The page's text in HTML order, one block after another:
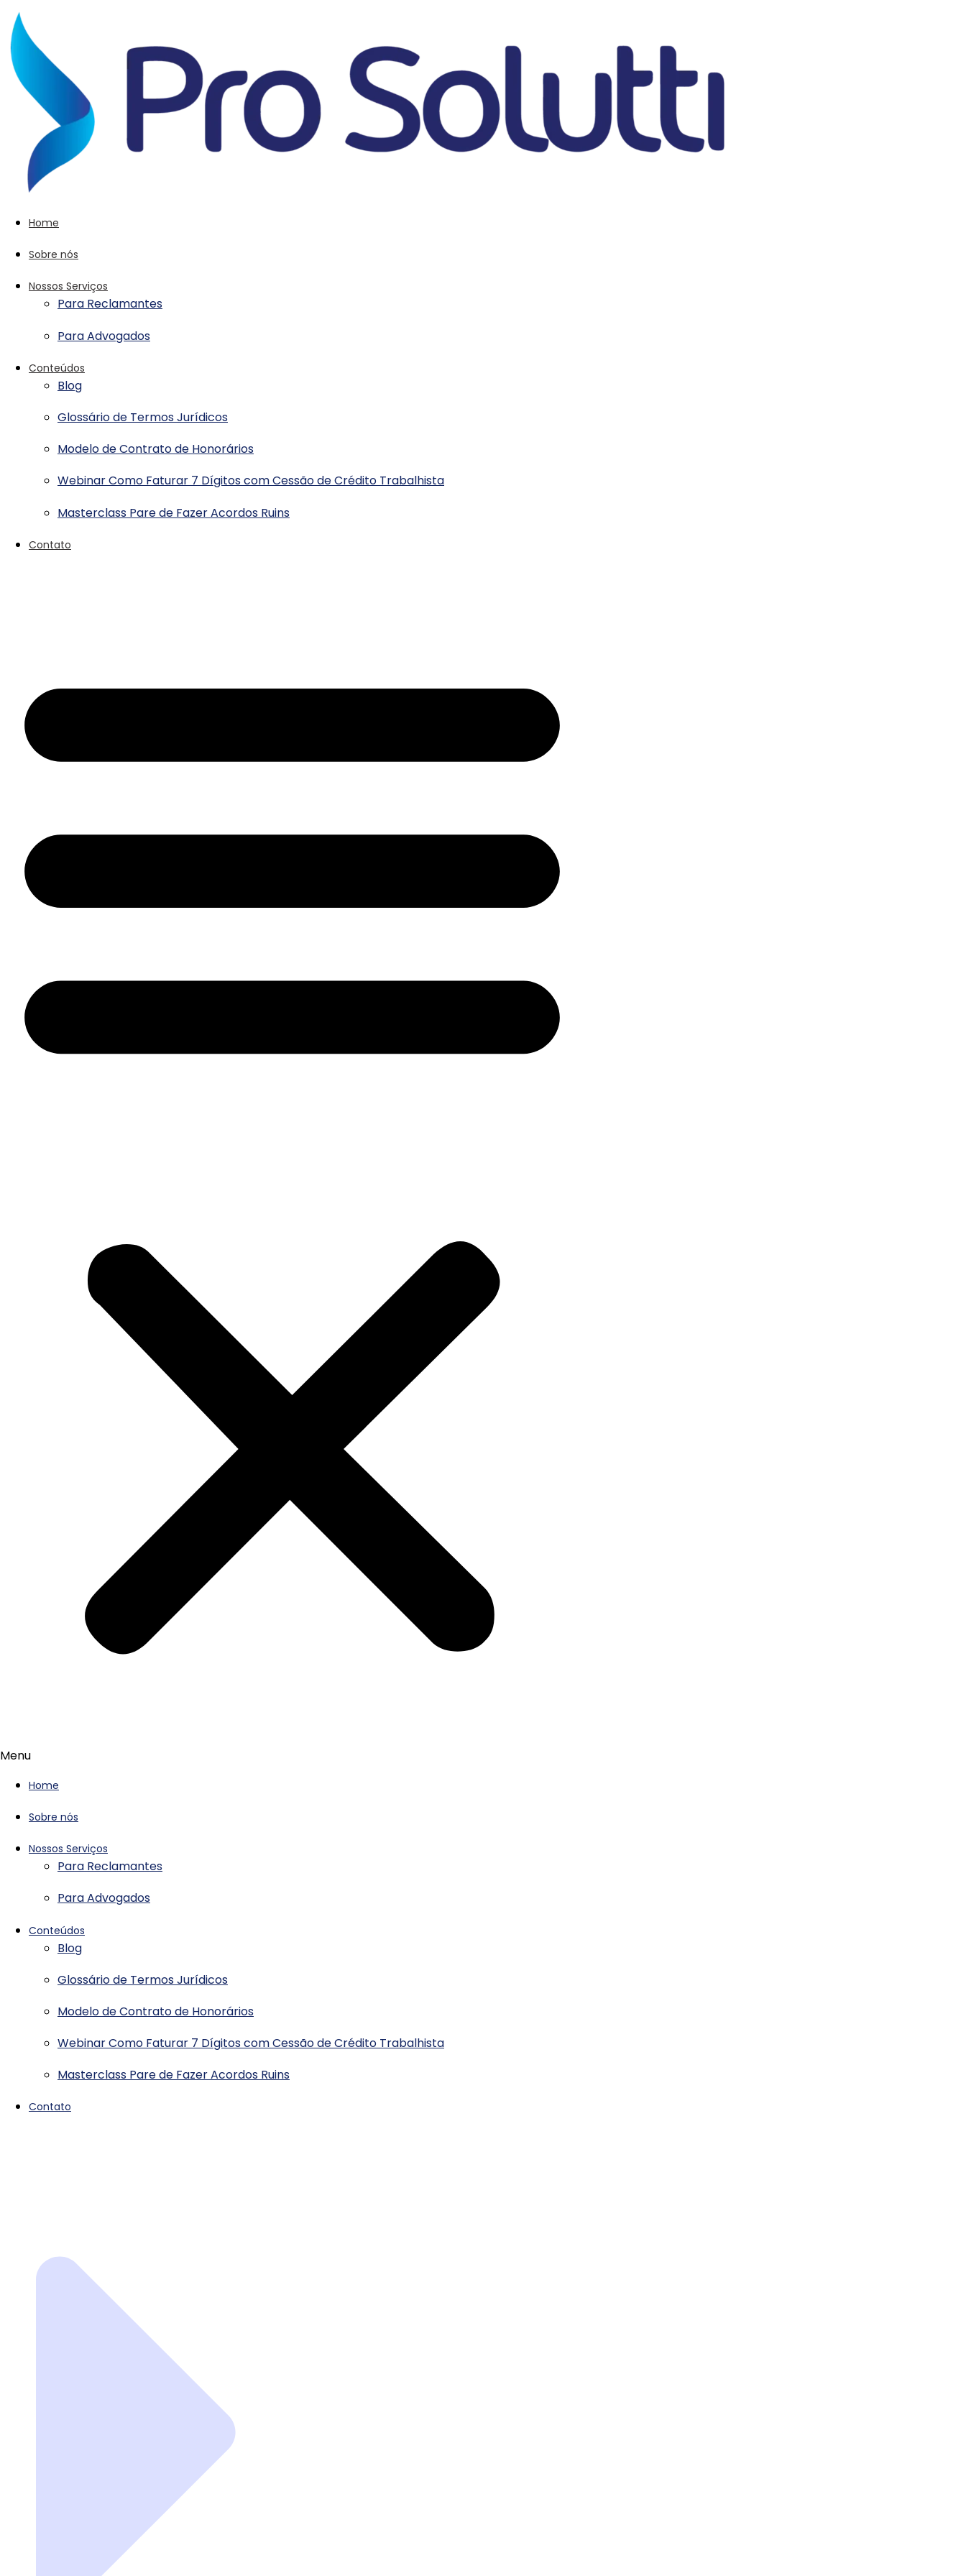
Home
Sobre nós
Nossos Serviços
Para Reclamantes
Para Advogados
Conteúdos
Blog
Glossário de Termos Jurídicos
Modelo de Contrato de Honorários
Webinar Como Faturar 7 Dígitos com Cessão de Crédito Trabalhista
Masterclass Pare de Fazer Acordos Ruins
Contato
Menu
Home
Sobre nós
Nossos Serviços
Para Reclamantes
Para Advogados
Conteúdos
Blog
Glossário de Termos Jurídicos
Modelo de Contrato de Honorários
Webinar Como Faturar 7 Dígitos com Cessão de Crédito Trabalhista
Masterclass Pare de Fazer Acordos Ruins
Contato